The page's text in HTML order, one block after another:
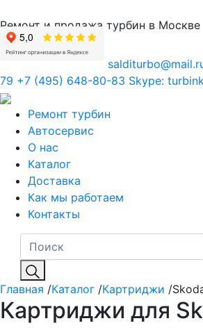
Ремонт и продажа турбин в Москве
79 +7 (495) 648-80-83 Skype:
Ремонт турбин
Автосервис
О нас
Каталог
Доставка
Как мы работаем
Контакты
Главная /Каталог /Картриджи /
Картриджи для